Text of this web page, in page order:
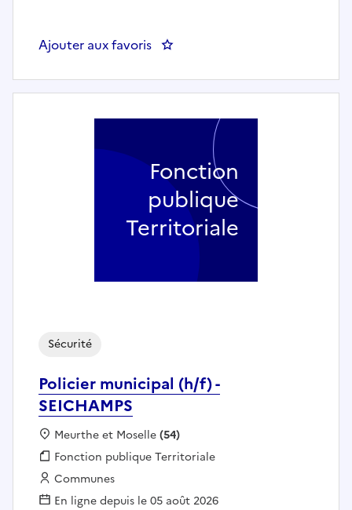
Ajouter aux favoris : UN RÉFÉRENT PRÉVENTION
Policier municipal (h/f) -
SEICHAMPS
Sécurité
Localisation :
Meurthe et Moselle(54)
Fonction publique :
Fonction publique Territoriale
Employeur :
Communes
En ligne depuis le 05 août 2026
Fonction
publique
Territoriale